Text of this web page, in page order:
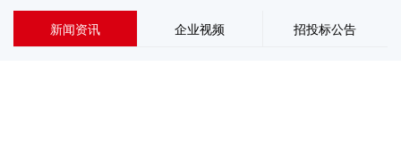
新闻资讯 企业视频 招投标公告